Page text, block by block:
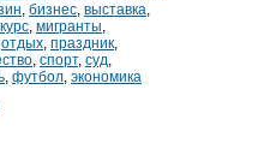
, бизнес, выставка,
, мигранты,
отдых, праздник,
, спорт, суд,
, футбол, экономика